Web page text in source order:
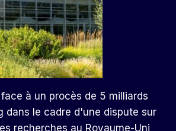
à un procès de 5 milliards
dans le cadre d'une dispute sur
recherches au Royaume-Uni